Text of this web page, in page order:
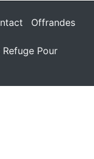
Offrandes
Pour